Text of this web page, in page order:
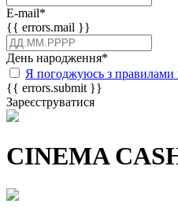
E-mail*
{{ errors.mail }}
День народження*
Я погоджуюсь з правилами
{{ errors.submit }}
Зареєструватися
CINEMA